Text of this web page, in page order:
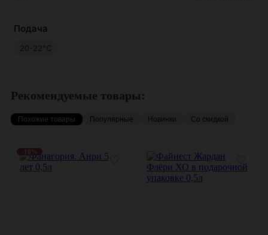
Подача
20-22°С
Рекомендуемые товары:
Похожие товары Популярные Новинки Со скидкой
-10%